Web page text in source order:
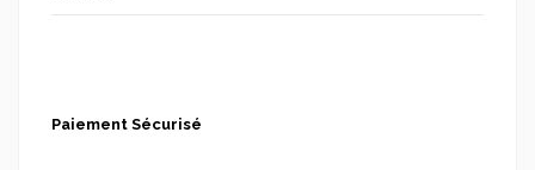
Paiement Sécurisé